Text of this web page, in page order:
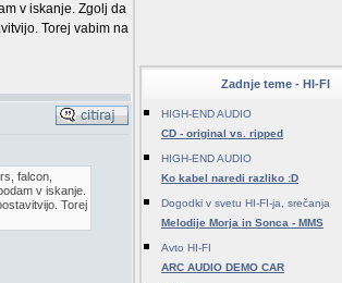
v iskanje. Zgolj da
Torej vabim na
falcon,
v iskanje.
Torej
Zadnje teme - HI-FI
HIGH-END AUDIO
CD - original vs. ripped
HIGH-END AUDIO
Ko kabel naredi razliko :D
Dogodki v svetu HI-FI-ja, srečanja
Melodije Morja in Sonca - MMS
Avto HI-FI
ARC AUDIO DEMO CAR